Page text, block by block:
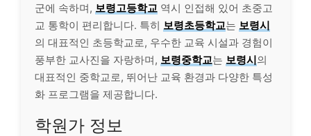
군에 속하며, 보령고등학교 역시 인접해 있어 초중고
교 통학이 편리합니다. 특히 보령초등학교는 보령시
의 대표적인 초등학교로, 우수한 교육 시설과 경험이
풍부한 교사진을 자랑하며, 보령중학교는 보령시의
대표적인 중학교로, 뛰어난 교육 환경과 다양한 특성
화 프로그램을 제공합니다.
학원가 정보